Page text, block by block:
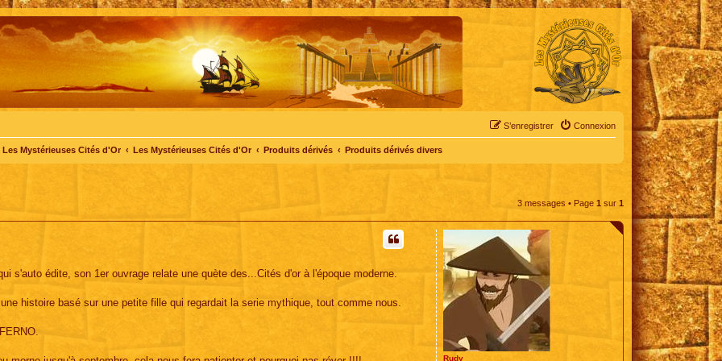
Connexion
S’enregistrer
Les Mystérieuses Cités d'Or Les Mystérieuses Cités d'Or Produits dérivés Produits dérivés divers
3 messages • Page 1 sur 1
Rudy
s'auto édite, son 1er ouvrage relate une quète des...Cités d'or à l'époque moderne.
histoire basé sur une petite fille qui regardait la serie mythique, tout comme nous.